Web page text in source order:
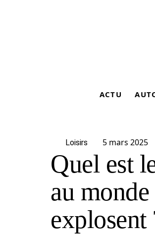
ACTU
Loisirs 5 mars 2025
Quel est
au
explosent